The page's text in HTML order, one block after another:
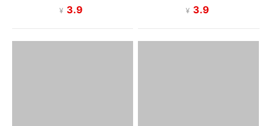
环，代账，做课，朋友圈运
¥ 3.9
角，拆解五种股权单元与三
¥ 3.9